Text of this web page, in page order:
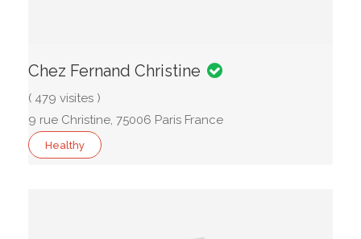
Chez Fernand Christine
( 479 visites )
9 rue Christine, 75006 Paris France
Healthy